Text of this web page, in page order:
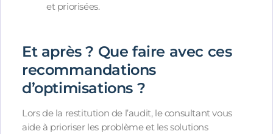
et priorisées.
Et après ? Que faire avec ces
recommandations
d’optimisations ?
Lors de la restitution de l’audit, le consultant vous
aide à prioriser les problème et les solutions